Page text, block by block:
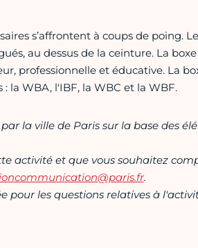
s’affrontent à coups de poing.
au dessus de la ceinture. La
professionnelle et éducative. La
la WBA, l'IBF, la WBC et la WBF.
la ville de Paris sur la base des
activité et que vous souhaitez
.
pour les questions relatives à